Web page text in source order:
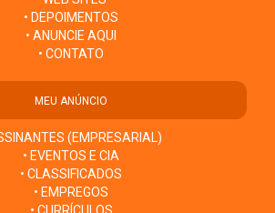
• DEPOIMENTOS
• ANUNCIE AQUI
• CONTATO
MEU ANÚNCIO
(EMPRESARIAL)
• EVENTOS E CIA
• CLASSIFICADOS
• EMPREGOS